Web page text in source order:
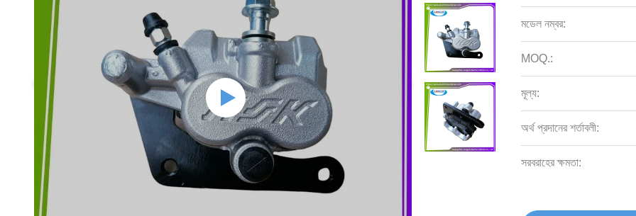
মডেল নম্বর:
MOQ.:
মূল্য:
অর্থ প্রদানের শর্তাবলী:
সরবরাহের ক্ষমতা: